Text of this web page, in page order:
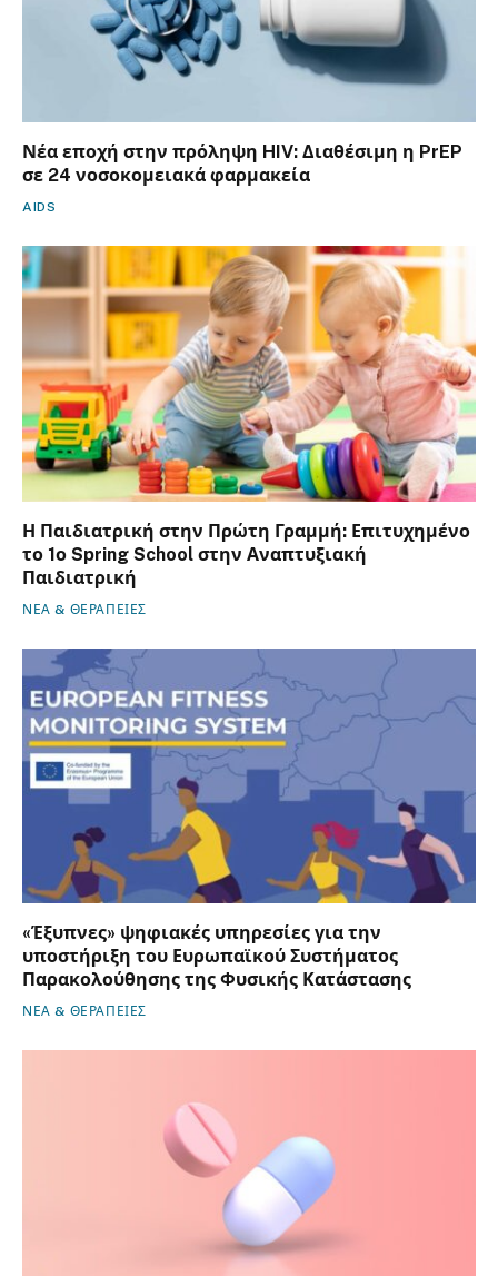
Νέα εποχή στην πρόληψη HIV: Διαθέσιμη η PrEP
σε 24 νοσοκομειακά φαρμακεία
AIDS
Η Παιδιατρική στην Πρώτη Γραμμή: Επιτυχημένο
το 1ο Spring School στην Αναπτυξιακή
Παιδιατρική
ΝΕΑ & ΘΕΡΑΠΕΙΕΣ
«Έξυπνες» ψηφιακές υπηρεσίες για την
υποστήριξη του Ευρωπαϊκού Συστήματος
Παρακολούθησης της Φυσικής Κατάστασης
ΝΕΑ & ΘΕΡΑΠΕΙΕΣ